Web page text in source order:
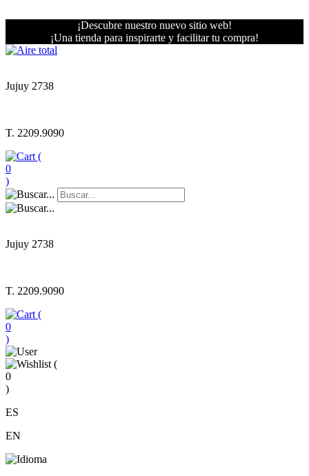
¡Descubre nuestro nuevo sitio web!
¡Una tienda para inspirarte y facilitar tu compra!
Jujuy 2738
T. 2209.9090
(
0
)
Jujuy 2738
T. 2209.9090
(
0
)
(
0
)
ES
EN